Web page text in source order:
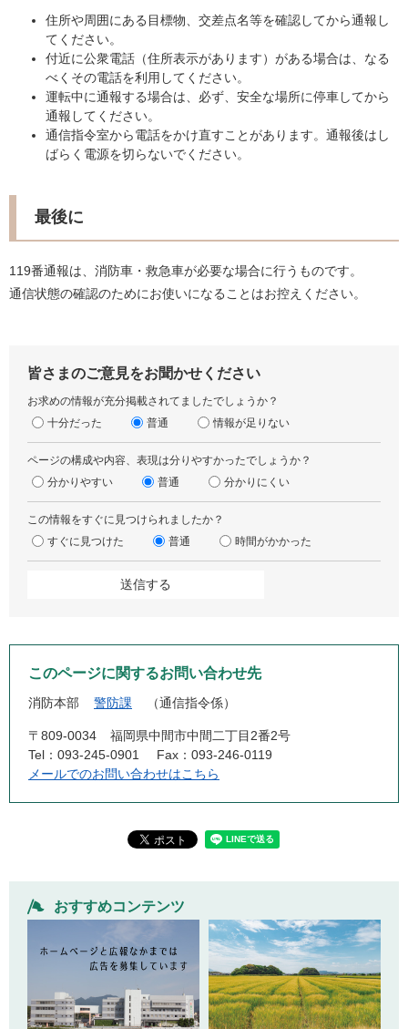
住所や周囲にある目標物、交差点名等を確認してから通報し
てください。
付近に公衆電話（住所表示があります）がある場合は、なる
べくその電話を利用してください。
運転中に通報する場合は、必ず、安全な場所に停車してから
通報してください。
通信指令室から電話をかけ直すことがあります。通報後はし
ばらく電源を切らないでください。
最後に
119番通報は、消防車・救急車が必要な場合に行うものです。
通信状態の確認のためにお使いになることはお控えください。
皆さまのご意見をお聞かせください
お求めの情報が充分掲載されてましたでしょうか？
十分だった
普通 情報が足りない
ページの構成や内容、表現は分りやすかったでしょうか？
分かりやすい
普通 分かりにくい
この情報をすぐに見つけられましたか？
すぐに見つけた
普通 時間がかかった
このページに関するお問い合わせ先
消防本部 警防課 通信指令係
〒809-0034
福岡県中間市中間二丁目2番2号
Tel：093-245-0901
Fax：093-246-0119
メールでのお問い合わせはこちら
おすすめコンテンツ